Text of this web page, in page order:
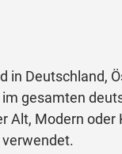
in Deutschland,
gesamten
Alt, Modern oder